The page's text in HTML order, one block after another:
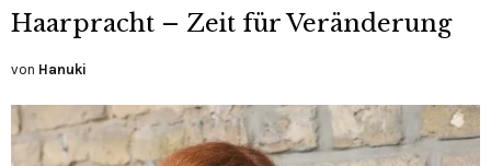
Haarpracht – Zeit für Veränderung
von Hanuki